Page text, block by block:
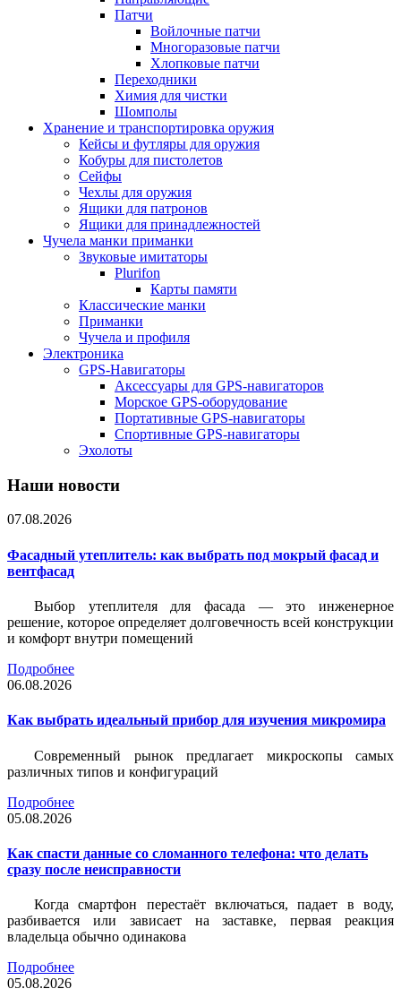
Патчи
Войлочные патчи
Многоразовые патчи
Хлопковые патчи
Переходники
Химия для чистки
Шомполы
Хранение и транспортировка оружия
Кейсы и футляры для оружия
Кобуры для пистолетов
Сейфы
Чехлы для оружия
Ящики для патронов
Ящики для принадлежностей
Чучела манки приманки
Звуковые имитаторы
Plurifon
Карты памяти
Классические манки
Приманки
Чучела и профиля
Электроника
GPS-Навигаторы
Аксессуары для GPS-навигаторов
Морское GPS-оборудование
Портативные GPS-навигаторы
Спортивные GPS-навигаторы
Эхолоты
Наши новости
07.08.2026
Фасадный утеплитель: как выбрать под мокрый фасад и
вентфасад
Выбор утеплителя для фасада — это инженерное
решение, которое определяет долговечность всей конструкции
и комфорт внутри помещений
Подробнее
06.08.2026
Как выбрать идеальный прибор для изучения микромира
Современный рынок предлагает микроскопы самых
различных типов и конфигураций
Подробнее
05.08.2026
Как спасти данные со сломанного телефона: что делать
сразу после неисправности
Когда смартфон перестаёт включаться, падает в воду,
разбивается или зависает на заставке, первая реакция
владельца обычно одинакова
Подробнее
05.08.2026